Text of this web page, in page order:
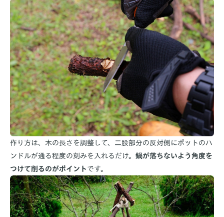
作り方は、木の長さを調整して、二股部分の反対側にポットのハ
ンドルが通る程度の刻みを入れるだけ。 鍋が落ちないよう角度を
つけて削るのがポイント です。